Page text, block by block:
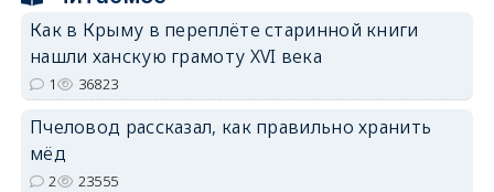
erid: 2SDnjdPjgYS
Как в Крыму в переплёте старинной книги
нашли ханскую грамоту XVI века
1 36823
Пчеловод рассказал, как правильно хранить
мёд
2 23555